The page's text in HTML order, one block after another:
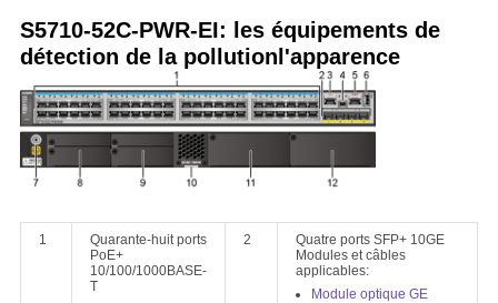
S5710-52C-PWR-EI: les équipements de
détection de la pollution l'apparence
1
Quarante-huit ports
PoE+
10/100/1000BASE-
T
2
Quatre ports SFP+ 10GE
Modules et câbles
applicables:
Module optique GE